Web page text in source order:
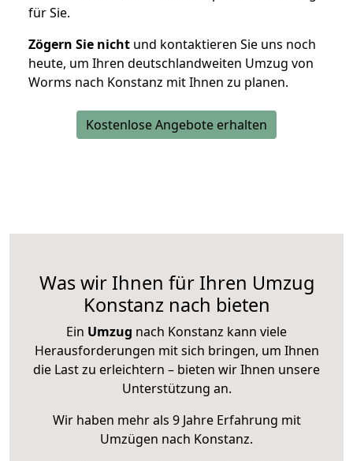
für Sie.
Zögern Sie nicht und kontaktieren Sie uns noch
heute, um Ihren deutschlandweiten Umzug von
Worms nach Konstanz mit Ihnen zu planen.
Kostenlose Angebote erhalten
Was wir Ihnen für Ihren Umzug
Konstanz nach bieten
Ein Umzug nach Konstanz kann viele
Herausforderungen mit sich bringen, um Ihnen
die Last zu erleichtern – bieten wir Ihnen unsere
Unterstützung an.
Wir haben mehr als 9 Jahre Erfahrung mit
Umzügen nach Konstanz.